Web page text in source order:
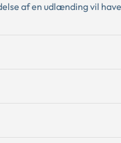
af en udlænding vil